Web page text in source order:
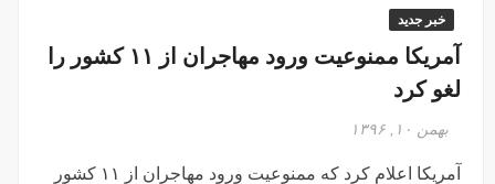
توییت خبرساز مشاور قالیباف درباره سفر نتانیاهو
گزارش خبرگزاری مهر از اعتراضات امروز در مشهد
بازداشت ۴ نفر در پی حمله به فرمانداری فسا
خبر جدید
آمریکا ممنوعیت ورود مهاجران از ۱۱ کشور را
لغو کرد
بهمن ۱۰, ۱۳۹۶
آمریکا اعلام کرد که ممنوعیت ورود مهاجران از ۱۱ کشور